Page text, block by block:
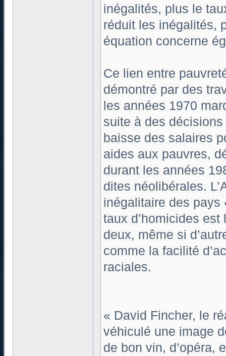
inégalités, plus le
réduit les inégalités,
équation concerne
Ce lien entre
démontré par des
les années 1970
suite à des
baisse des salaires
aides aux pauvres,
durant les années
dites néolibérales.
inégalitaire des pays
taux d’homicides
deux, même si
comme la facilité
raciales.
« David Fincher, le
véhiculé une image
de bon vin, d’opéra,